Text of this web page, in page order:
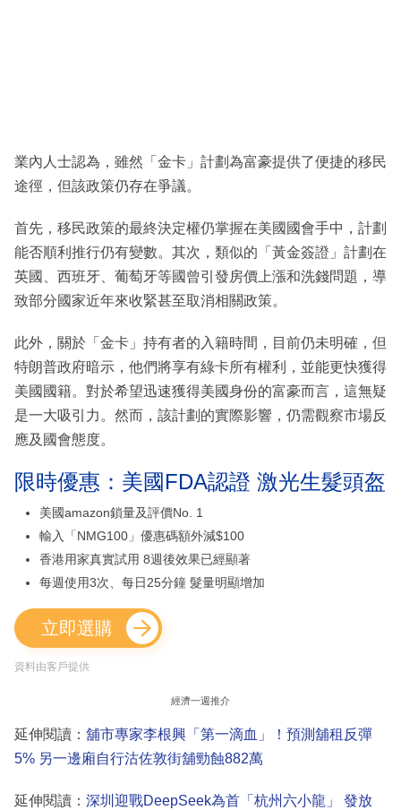
業內人士認為，雖然「金卡」計劃為富豪提供了便捷的移民
途徑，但該政策仍存在爭議。
首先，移民政策的最終決定權仍掌握在美國國會手中，計劃
能否順利推行仍有變數。其次，類似的「黃金簽證」計劃在
英國、西班牙、葡萄牙等國曾引發房價上漲和洗錢問題，導
致部分國家近年來收緊甚至取消相關政策。
此外，關於「金卡」持有者的入籍時間，目前仍未明確，但
特朗普政府暗示，他們將享有綠卡所有權利，並能更快獲得
美國國籍。對於希望迅速獲得美國身份的富豪而言，這無疑
是一大吸引力。然而，該計劃的實際影響，仍需觀察市場反
應及國會態度。
限時優惠：美國FDA認證 激光生髮頭盔
美國amazon鎖量及評價No. 1
輸入「NMG100」優惠碼額外減$100
香港用家真實試用 8週後效果已經顯著
每週使用3次、每日25分鐘 髮量明顯增加
立即選購
資料由客戶提供
經濟一週推介
延伸閱讀： 舖市專家李根興「第一滴血」！預測舖租反彈
5% 另一邊廂自行沽佐敦街舖勁蝕882萬
延伸閱讀： 深圳迎戰DeepSeek為首「杭州六小龍」 發放